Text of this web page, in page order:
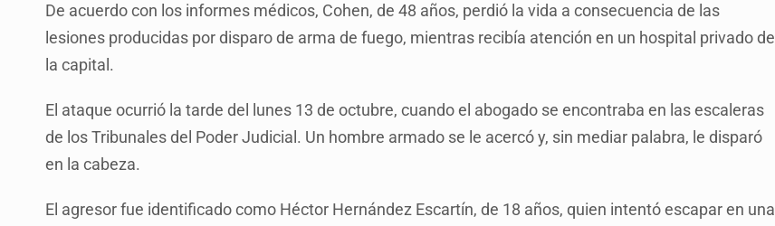
De acuerdo con los informes médicos, Cohen, de 48 años, perdió la vida a consecuencia de las
lesiones producidas por disparo de arma de fuego, mientras recibía atención en un hospital privado de
la capital.
El ataque ocurrió la tarde del lunes 13 de octubre, cuando el abogado se encontraba en las escaleras
de los Tribunales del Poder Judicial. Un hombre armado se le acercó y, sin mediar palabra, le disparó
en la cabeza.
El agresor fue identificado como Héctor Hernández Escartín, de 18 años, quien intentó escapar en una